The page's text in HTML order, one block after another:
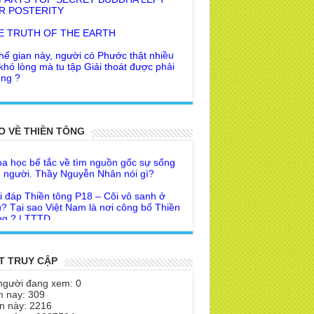
lòng mà tu tập Giải thoát được phải
?
ra làm sao?
Phật dạy về cách tạo Công Đức và
Đức
lập văn tự, Giáo ngoại biệt truyền
thiền là sao?
Pháp Môn
Thiền tông phải bỏ hết sao?
VỀ THIỀN TÔNG
để đức cho con?
người. Thầy Nguyễn Nhân nói gì?
Tại sao Việt Nam là nơi công bố Thiền
? | TTTD
Thiền Tông Tân Diệu được Đài truyền
Thiền Tông Tân Diệu - Phóng sự
duyên giữa mùa lũ" | TTTD
TRUY CẬP
đang xem: 0
nay: 309
này: 2216